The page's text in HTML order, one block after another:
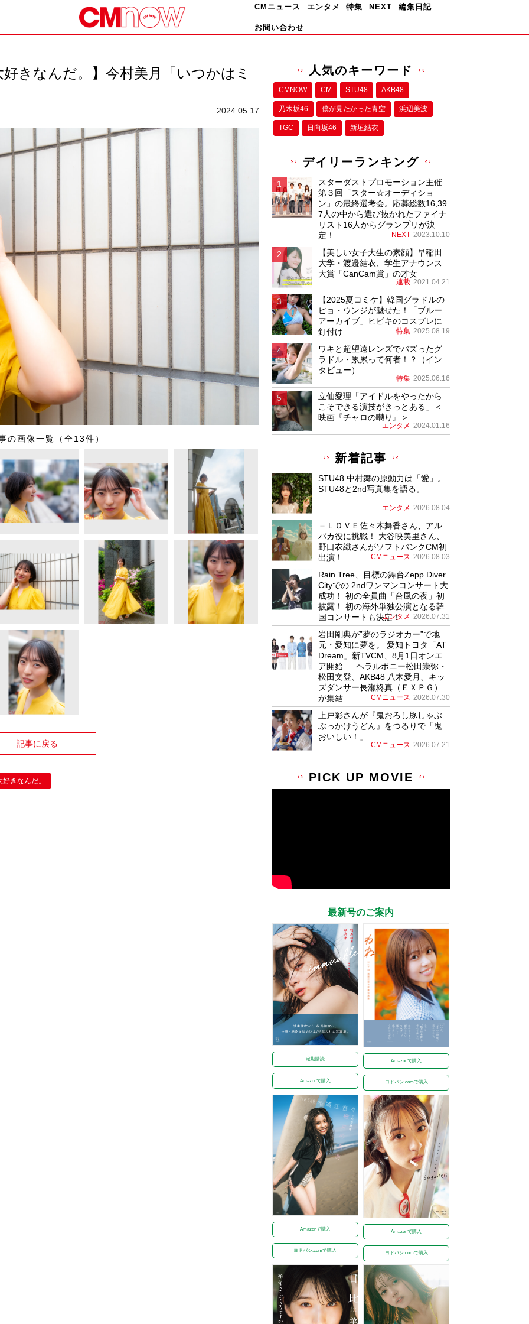
CMニュース エンタメ 特集 NEXT 編集日記
お問い合わせ
きなんだ。】今村美月「いつかはミ
2024.05.17
の画像一覧（全13件）
記事に戻る
きなんだ。
人気のキーワード
CMNOW CM STU48 AKB48
乃木坂46 僕が⾒たかった⻘空 浜辺美波
TGC 日向坂46 新垣結衣
デイリーランキング
スターダストプロモーション主催
第３回「スター☆オーディショ
ン」の最終選考会。応募総数16,39
7人の中から選び抜かれたファイナ
リスト16人からグランプリが決
定！
NEXT 2023.10.10
【美しい女子大生の素顔】早稲田
大学・渡邉結衣、学生アナウンス
大賞「CanCam賞」の才女
連載 2021.04.21
【2025夏コミケ】韓国グラドルの
ピョ・ウンジが魅せた！「ブルー
アーカイブ」ヒビキのコスプレに
釘付け
特集 2025.08.19
ワキと超望遠レンズでバズったグ
ラドル・累累って何者！？（イン
タビュー）
特集 2025.06.16
立仙愛理「アイドルをやったから
こそできる演技がきっとある」＜
映画『チャロの囀り』＞
エンタメ 2024.01.16
新着記事
STU48 中村舞の原動力は「愛」。
STU48と2nd写真集を語る。
エンタメ 2026.08.04
＝ＬＯＶＥ佐々木舞香さん、アル
パカ役に挑戦！ 大谷映美里さん、
野口衣織さんがソフトバンクCM初
出演！
CMニュース 2026.08.03
Rain Tree、目標の舞台Zepp Diver
Cityでの 2ndワンマンコンサート大
成功！ 初の全員曲「台風の夜」初
披露！ 初の海外単独公演となる韓
国コンサートも決定！
エンタメ 2026.07.31
岩田剛典が”夢のラジオカー”で地
元・愛知に夢を。 愛知トヨタ「AT
Dream」新TVCM、8月1日オンエ
ア開始 ― ヘラルボニー松田崇弥・
松田文登、AKB48 八木愛月、キッ
ズダンサー長瀬柊真（ＥＸＰＧ）
が集結 ―
CMニュース 2026.07.30
上戸彩さんが『鬼おろし豚しゃぶ
ぶっかけうどん』をつるりで「鬼
おいしい！」
CMニュース 2026.07.21
PICK UP MOVIE
最新号のご案内
定期購読
Amazonで購入
Amazonで購入
ヨドバシ.comで購入
Amazonで購入
ヨドバシ.comで購入
Amazonで購入
ヨドバシ.comで購入